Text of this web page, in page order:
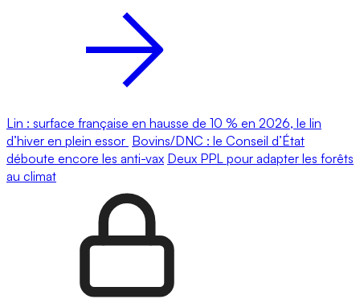
Lin : surface française en hausse de 10 % en 2026, le lin
d’hiver en plein essor Bovins/DNC : le Conseil d’État
déboute encore les anti-vax Deux PPL pour adapter les forêts
au climat